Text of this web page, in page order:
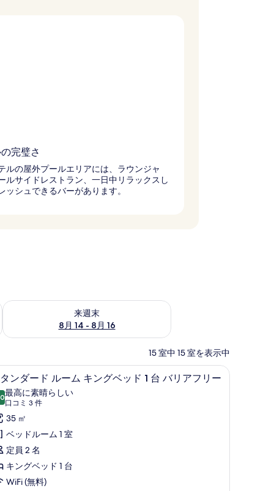
完璧さ
ルの屋外プールエリアには、ラウンジャ
ルサイドレストラン、一日中リラックスし
ッシュできるバーがあります。
ク
来週末
8月 14 - 8月 16
来週末 8月 14 - 8月 16 の空室状況をチェック
15 室中 15 室を表示中
(室内)、デスク スタンダード ルーム キングベッド 1 台 バ
2 ンダード ルーム キングベッド 1 台 バリアフリー
点中 10.0
最高に素晴らしい
口コミ 3 件
(口
コ
ミ
3
件)
35 ㎡
ベッドルーム 1 室
定員 2 名
キングベッド 1 台
WiFi (無料)